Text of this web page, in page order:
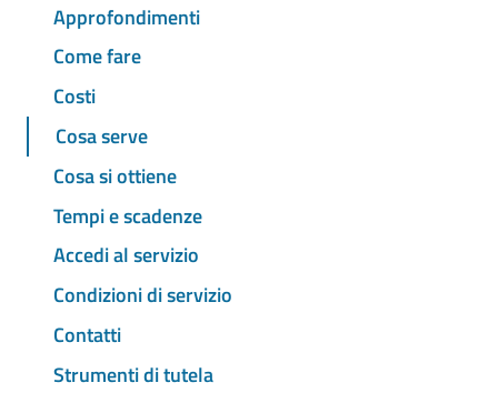
Approfondimenti
Come fare
Costi
Cosa serve
Cosa si ottiene
Tempi e scadenze
Accedi al servizio
Condizioni di servizio
Contatti
Strumenti di tutela